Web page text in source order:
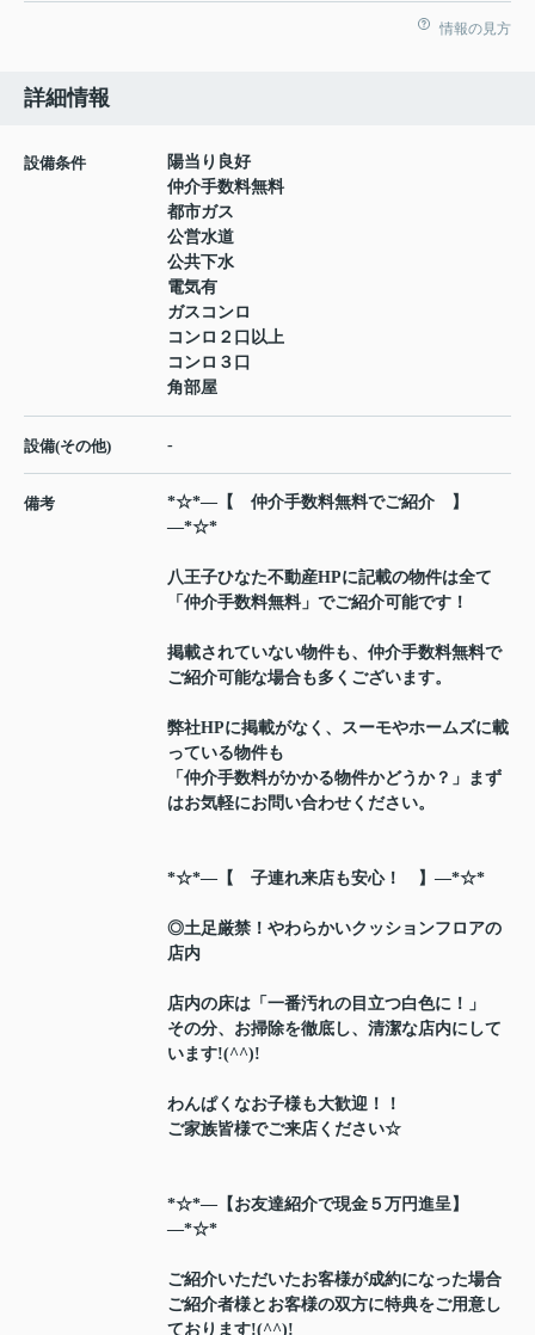
情報の見方
詳細情報
設備条件
陽当り良好
仲介手数料無料
都市ガス
公営水道
公共下水
電気有
ガスコンロ
コンロ２口以上
コンロ３口
角部屋
設備(その他) -
備考
*☆*―【 仲介手数料無料でご紹介 】
―*☆*
八王子ひなた不動産HPに記載の物件は全て
「仲介手数料無料」でご紹介可能です！
掲載されていない物件も、仲介手数料無料で
ご紹介可能な場合も多くございます。
弊社HPに掲載がなく、スーモやホームズに載
っている物件も
「仲介手数料がかかる物件かどうか？」まず
はお気軽にお問い合わせください。
*☆*―【 子連れ来店も安心！ 】―*☆*
◎土足厳禁！やわらかいクッションフロアの
店内
店内の床は「一番汚れの目立つ白色に！」
その分、お掃除を徹底し、清潔な店内にして
います!(^^)!
わんぱくなお子様も大歓迎！！
ご家族皆様でご来店ください☆
*☆*―【お友達紹介で現金５万円進呈】
―*☆*
ご紹介いただいたお客様が成約になった場合
ご紹介者様とお客様の双方に特典をご用意し
ております!(^^)!